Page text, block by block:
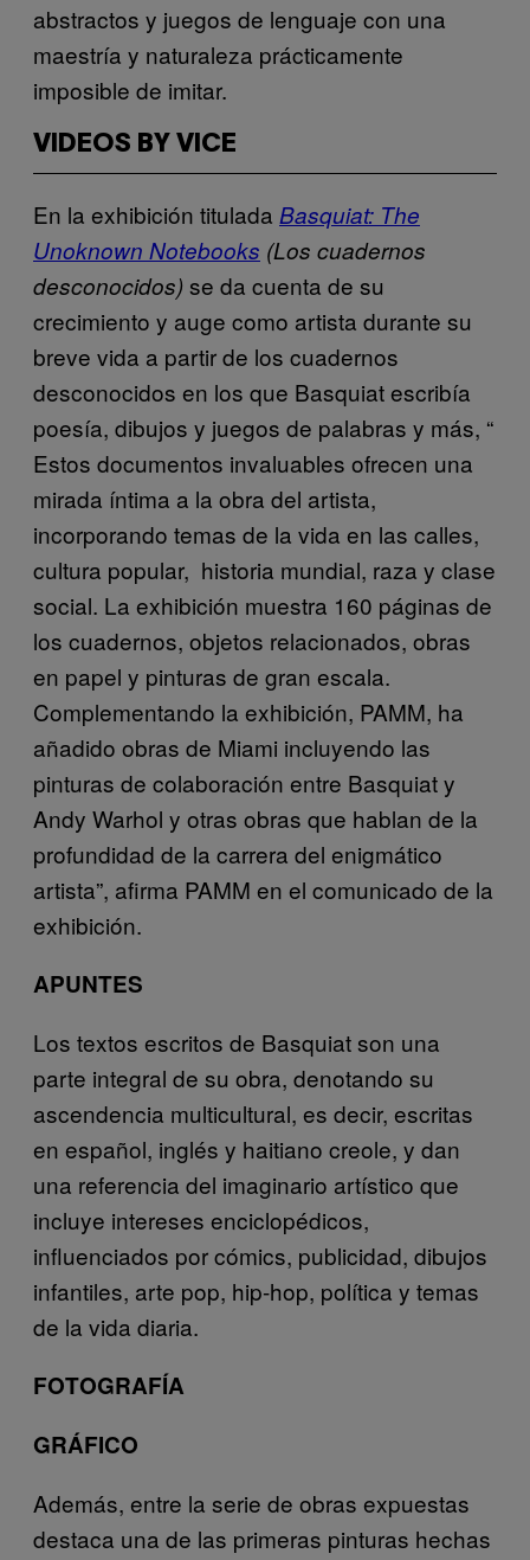
abstractos y juegos de lenguaje con una
maestría y naturaleza prácticamente
imposible de imitar.
VIDEOS BY VICE
En la exhibición titulada Basquiat: The
Unoknown Notebooks (Los cuadernos
desconocidos) se da cuenta de su
crecimiento y auge como artista durante su
breve vida a partir de los cuadernos
desconocidos en los que Basquiat escribía
poesía, dibujos y juegos de palabras y más, “
Estos documentos invaluables ofrecen una
mirada íntima a la obra del artista,
incorporando temas de la vida en las calles,
cultura popular, historia mundial, raza y clase
social. La exhibición muestra 160 páginas de
los cuadernos, objetos relacionados, obras
en papel y pinturas de gran escala.
Complementando la exhibición, PAMM, ha
añadido obras de Miami incluyendo las
pinturas de colaboración entre Basquiat y
Andy Warhol y otras obras que hablan de la
profundidad de la carrera del enigmático
artista”, afirma PAMM en el comunicado de la
exhibición.
APUNTES
Los textos escritos de Basquiat son una
parte integral de su obra, denotando su
ascendencia multicultural, es decir, escritas
en español, inglés y haitiano creole, y dan
una referencia del imaginario artístico que
incluye intereses enciclopédicos,
influenciados por cómics, publicidad, dibujos
infantiles, arte pop, hip-hop, política y temas
de la vida diaria.
FOTOGRAFÍA
GRÁFICO
Además, entre la serie de obras expuestas
destaca una de las primeras pinturas hechas